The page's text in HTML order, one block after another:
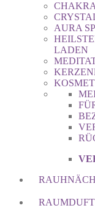
AURA
LADEN
RAUMDUFT